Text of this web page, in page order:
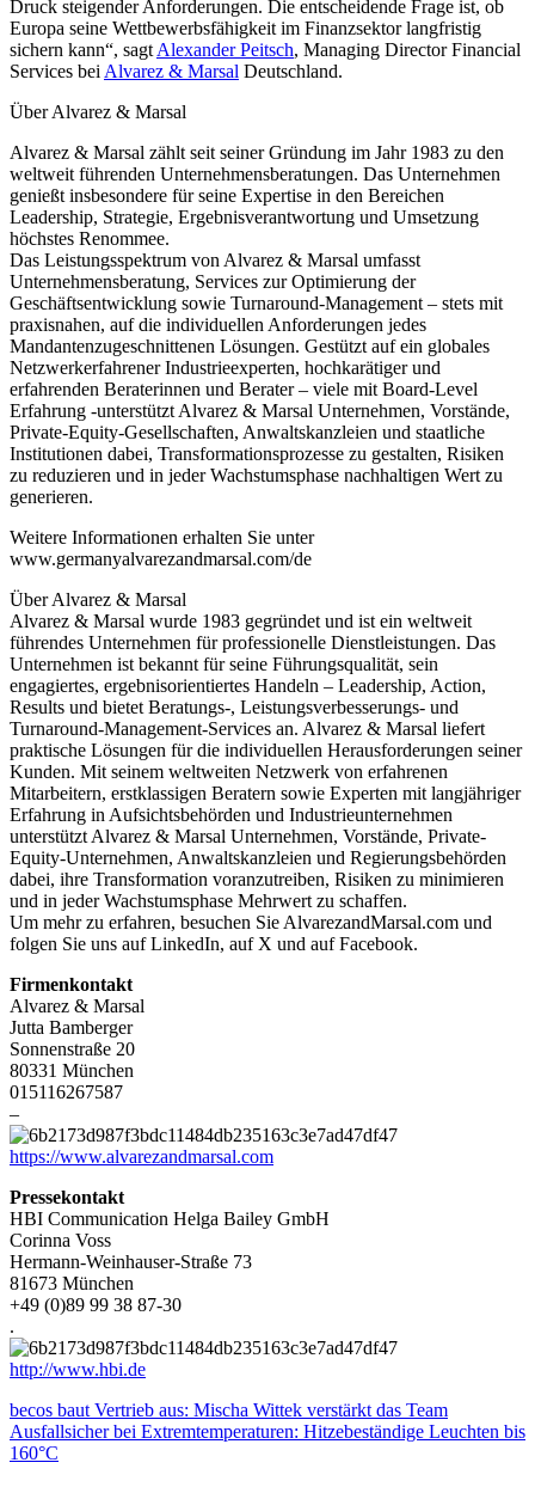
Druck steigender Anforderungen. Die entscheidende Frage ist, ob
Europa seine Wettbewerbsfähigkeit im Finanzsektor langfristig
sichern kann“, sagt Alexander Peitsch, Managing Director Financial
Services bei Alvarez & Marsal Deutschland.
Über Alvarez & Marsal
Alvarez & Marsal zählt seit seiner Gründung im Jahr 1983 zu den
weltweit führenden Unternehmensberatungen. Das Unternehmen
genießt insbesondere für seine Expertise in den Bereichen
Leadership, Strategie, Ergebnisverantwortung und Umsetzung
höchstes Renommee.
Das Leistungsspektrum von Alvarez & Marsal umfasst
Unternehmensberatung, Services zur Optimierung der
Geschäftsentwicklung sowie Turnaround-Management – stets mit
praxisnahen, auf die individuellen Anforderungen jedes
Mandantenzugeschnittenen Lösungen. Gestützt auf ein globales
Netzwerkerfahrener Industrieexperten, hochkarätiger und
erfahrenden Beraterinnen und Berater – viele mit Board-Level
Erfahrung -unterstützt Alvarez & Marsal Unternehmen, Vorstände,
Private-Equity-Gesellschaften, Anwaltskanzleien und staatliche
Institutionen dabei, Transformationsprozesse zu gestalten, Risiken
zu reduzieren und in jeder Wachstumsphase nachhaltigen Wert zu
generieren.
Weitere Informationen erhalten Sie unter
www.germanyalvarezandmarsal.com/de
Über Alvarez & Marsal
Alvarez & Marsal wurde 1983 gegründet und ist ein weltweit
führendes Unternehmen für professionelle Dienstleistungen. Das
Unternehmen ist bekannt für seine Führungsqualität, sein
engagiertes, ergebnisorientiertes Handeln – Leadership, Action,
Results und bietet Beratungs-, Leistungsverbesserungs- und
Turnaround-Management-Services an. Alvarez & Marsal liefert
praktische Lösungen für die individuellen Herausforderungen seiner
Kunden. Mit seinem weltweiten Netzwerk von erfahrenen
Mitarbeitern, erstklassigen Beratern sowie Experten mit langjähriger
Erfahrung in Aufsichtsbehörden und Industrieunternehmen
unterstützt Alvarez & Marsal Unternehmen, Vorstände, Private-
Equity-Unternehmen, Anwaltskanzleien und Regierungsbehörden
dabei, ihre Transformation voranzutreiben, Risiken zu minimieren
und in jeder Wachstumsphase Mehrwert zu schaffen.
Um mehr zu erfahren, besuchen Sie AlvarezandMarsal.com und
folgen Sie uns auf LinkedIn, auf X und auf Facebook.
Firmenkontakt
Alvarez & Marsal
Jutta Bamberger
Sonnenstraße 20
80331 München
015116267587
–
https://www.alvarezandmarsal.com
Pressekontakt
HBI Communication Helga Bailey GmbH
Corinna Voss
Hermann-Weinhauser-Straße 73
81673 München
+49 (0)89 99 38 87-30
.
http://www.hbi.de
Beitragsnavigation
becos baut Vertrieb aus: Mischa Wittek verstärkt das Team
Ausfallsicher bei Extremtemperaturen: Hitzebeständige Leuchten bis
160°C